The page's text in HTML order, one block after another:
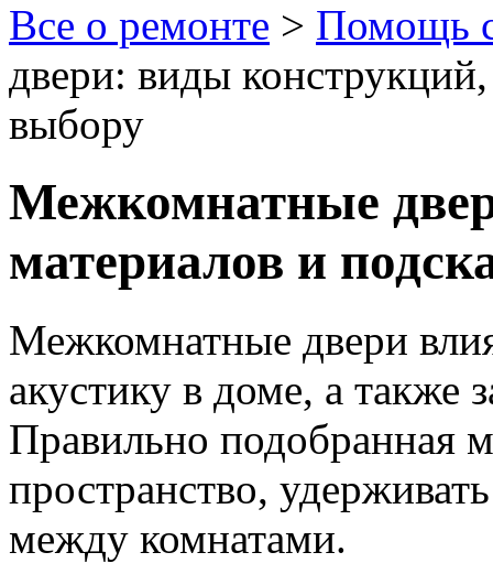
Все о ремонте > Помощь
двери: виды
выбору
Межкомнатные
материалов и
Межкомнатные двери
акустику в доме, а также
Правильно подобранная
пространство,
между комнатами.